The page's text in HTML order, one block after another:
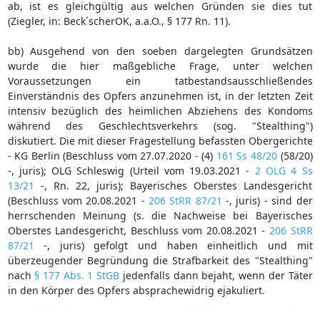
ab, ist es gleichgültig aus welchen Gründen sie dies tut
(Ziegler, in: Beck´scherOK, a.a.O., § 177 Rn. 11).
bb) Ausgehend von den soeben dargelegten Grundsätzen
wurde die hier maßgebliche Frage, unter welchen
Voraussetzungen ein tatbestandsausschließendes
Einverständnis des Opfers anzunehmen ist, in der letzten Zeit
intensiv bezüglich des heimlichen Abziehens des Kondoms
während des Geschlechtsverkehrs (sog. "Stealthing")
diskutiert. Die mit dieser Fragestellung befassten Obergerichte
- KG Berlin (Beschluss vom 27.07.2020 - (4) 161 Ss 48/20(58/20)
-, juris); OLG Schleswig (Urteil vom 19.03.2021 - 2 OLG 4 Ss
13/21
-, Rn. 22, juris); Bayerisches Oberstes Landesgericht
(Beschluss vom 20.08.2021 - 206 StRR 87/21 -, juris) - sind der
herrschenden Meinung (s. die Nachweise bei Bayerisches
Oberstes Landesgericht, Beschluss vom 20.08.2021 - 206 StRR
87/21
-, juris) gefolgt und haben einheitlich und mit
überzeugender Begründung die Strafbarkeit des "Stealthing"
nach § 177 Abs. 1 StGB jedenfalls dann bejaht, wenn der Täter
in den Körper des Opfers absprachewidrig ejakuliert.